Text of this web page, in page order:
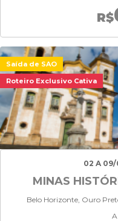
R$
Saída de SAO
Roteiro Exclusivo Cativa
02 A
MINAS
Belo Horizonte, Ouro